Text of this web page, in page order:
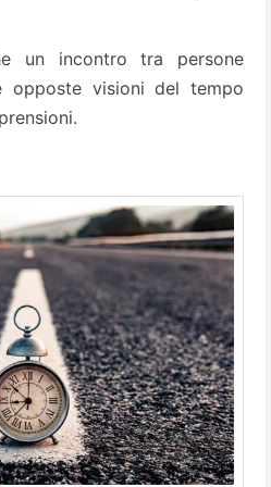
un incontro tra persone
opposte visioni del tempo